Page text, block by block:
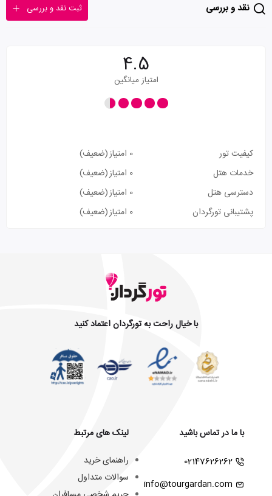
نقد و بررسی ثبت نقد و بررسی
4.5
امتیاز میانگین
کیفیت تور 0 امتیاز
(ضعیف)
خدمات هتل
0 امتیاز
(ضعیف)
دسترسی هتل
0 امتیاز
(ضعیف)
پشتیبانی تورگردان
0 امتیاز (ضعیف)
با خیال راحت به تورگردان اعتماد کنید
با ما در تماس باشید
02147626262
info@tourgardan.com
لینک های مرتبط
راهنمای خرید
سوالات متداول